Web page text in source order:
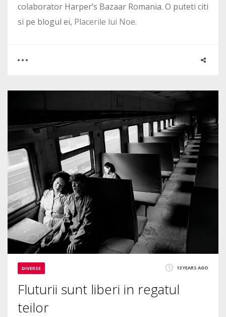
colaborator Harper’s Bazaar Romania. O puteti citi
si pe blogul ei, Placerile lui Noe.
1856
DIVERSE 13 YEARS AGO
Fluturii sunt liberi in regatul
teilor